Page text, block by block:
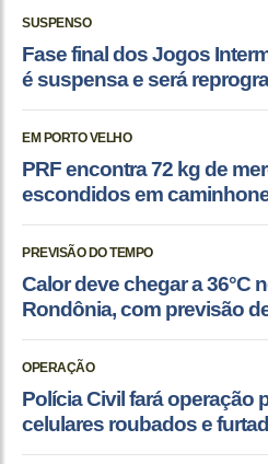
SUSPENSO
Fase final dos Jogos
é suspensa e será
EM PORTO VELHO
PRF encontra 72 kg de
escondidos em
PREVISÃO DO TEMPO
Calor deve chegar a 36°C
Rondônia, com previsão
OPERAÇÃO
Polícia Civil fará operação
celulares roubados e